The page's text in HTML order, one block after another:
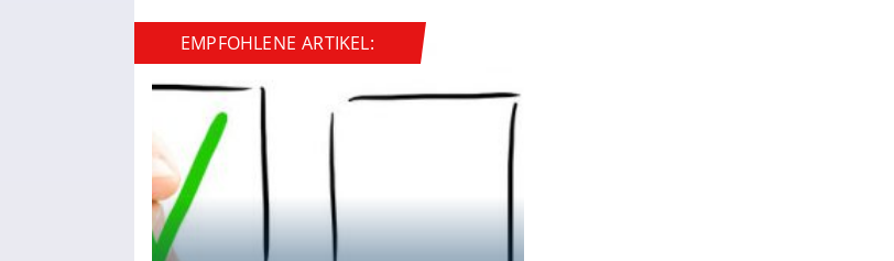
EMPFOHLENE ARTIKEL: